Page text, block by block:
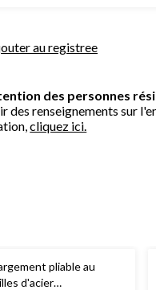
au registree
des personnes
des renseignements sur
cliquez ici.
pliable au
d'acier